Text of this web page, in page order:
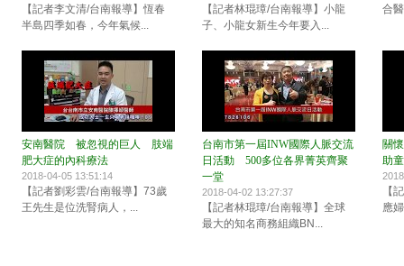
【記者李文清/台南報導】恆春
半島四季如春，今年氣候...
【記者林琨璋/台南報導】小龍
子、小龍女新生今年要入...
合
安南醫院 被忽視的巨人 肢端
肥大症的內科療法
2018-04-05 13:51:14
【記者劉彩雲/台南報導】73歲
王先生是位洗腎病人，...
台南市第一屆INW國際人脈交流
日活動 500多位各界菁英齊聚
一堂
2018-04-02 13:27:37
【記者林琨璋/台南報導】全球
最大的知名商務組織BN...
關
助
【
應